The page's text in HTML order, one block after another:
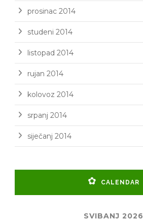
prosinac 2014
studeni 2014
listopad 2014
rujan 2014
kolovoz 2014
srpanj 2014
siječanj 2014
CALENDAR
SVIBANJ 2026